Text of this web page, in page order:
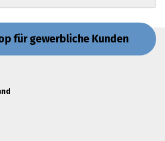
für gewerbliche Kunden